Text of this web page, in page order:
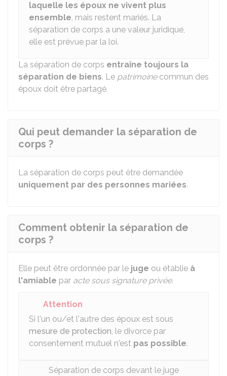
laquelle les époux ne vivent plus
ensemble, mais restent mariés. La
séparation de corps a une valeur juridique,
elle est prévue par la loi.
La séparation de corps entraîne toujours la
séparation de biens. Le patrimoinecommun des
époux doit être partagé.
Qui peut demander la séparation de
corps ?
La séparation de corps peut être demandée
uniquement par des personnes mariées.
Comment obtenir la séparation de
corps ?
Elle peut être ordonnée par le juge ou établie à
l'amiable par acte sous signature privée.
Attention
Si l'un ou/et l'autre des époux est sous
mesure de protection, le divorce par
consentement mutuel n'est pas possible.
Séparation de corps devant le juge